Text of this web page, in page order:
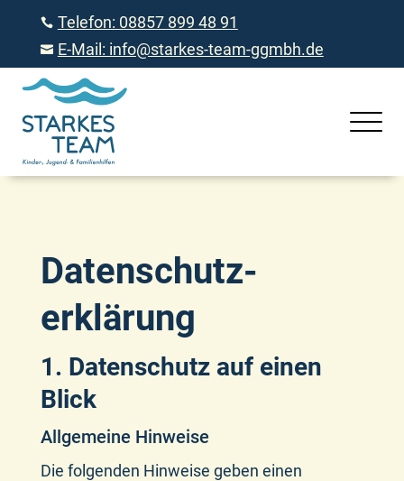
 Telefon: 08857 899 48 91
 E-Mail: info@starkes-team-ggmbh.de
Datenschutz­
erklärung
1. Datenschutz auf einen
Blick
Allgemeine Hinweise
Die folgenden Hinweise geben einen